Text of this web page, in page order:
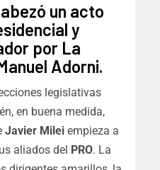
un acto
y
por La
Adorni.
legislativas
en buena medida,
Javier Milei empieza a
aliados del PRO. La